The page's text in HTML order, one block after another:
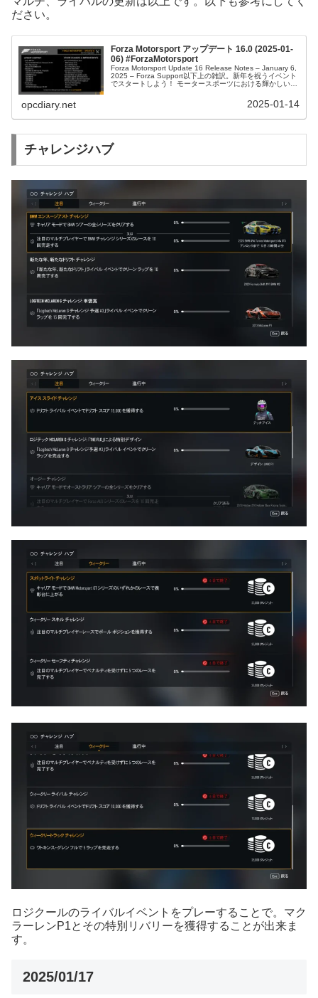
ださい。
Forza Motorsport アップデート 16.0 (2025-01-
06) #ForzaMotorsport
Forza Motorsport Update 16 Release Notes – January 6,
2025 – Forza Support以下上の雑訳。新年を祝うイベント
でスタートしよう！ モータースポーツにおける輝かしい歴
opcdiary.net 2025-01-14
チャレンジハブ
ロジクールのライバルイベントをプレーすることで。マク
ラーレンP1とその特別リバリーを獲得することが出来ま
す。
2025/01/17